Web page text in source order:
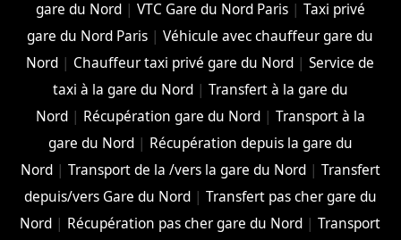
gare du Nord| VTC Gare du Nord Paris| Taxi privé
gare du Nord Paris |Véhicule avec chauffeur gare du
Nord | Chauffeur taxi privé gare du Nord |Service de
taxi à la gare du Nord| Transfert à la gare du
Nord| Récupération gare du Nord| Transport à la
gare du Nord| Récupération depuis la gare du
Nord| Transport de la /vers la gare du Nord| Transfert
depuis/vers Gare du Nord| Transfert pas cher gare du
Nord | Récupération pas cher gare du Nord |Transport